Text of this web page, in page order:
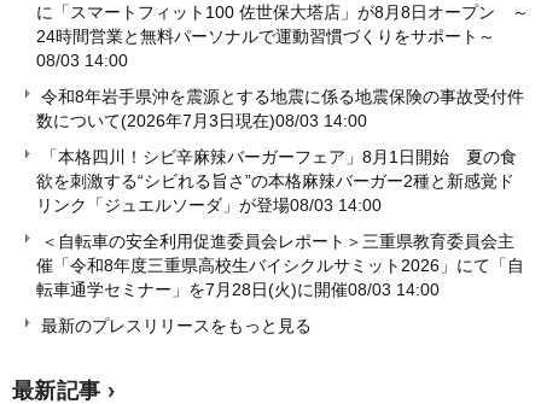
に「スマートフィット100 佐世保大塔店」が8月8日オープン ～
24時間営業と無料パーソナルで運動習慣づくりをサポート～
08/03 14:00
令和8年岩手県沖を震源とする地震に係る地震保険の事故受付件
数について(2026年7月3日現在)08/03 14:00
「本格四川！シビ辛麻辣バーガーフェア」8月1日開始 夏の食
欲を刺激する“シビれる旨さ”の本格麻辣バーガー2種と新感覚ド
リンク「ジュエルソーダ」が登場08/03 14:00
＜自転車の安全利用促進委員会レポート＞三重県教育委員会主
催「令和8年度三重県高校生バイシクルサミット2026」にて「自
転車通学セミナー」を7月28日(火)に開催08/03 14:00
最新のプレスリリースをもっと見る
最新記事